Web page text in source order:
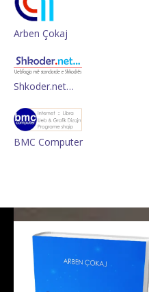
Arben Çokaj
Shkoder.net…
BMC Computer